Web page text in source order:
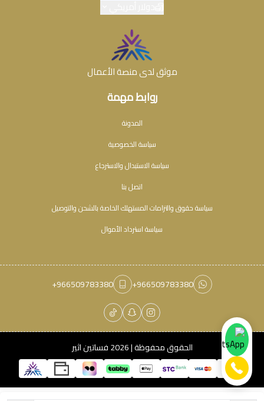
روابط مهمة
المدونة
سياسة الخصوصية
سياسة الاستبدال والاسترجاع
اتصل بنا
سياسة حقوق والتزامات المستهلك الخاصة بالشحن والتوصيل
سياسة استرداد الأموال
موثق لدى منصة الأعمال
+966509783380
+966509783380
الحقوق محفوظة | 2026 فساتين اثير